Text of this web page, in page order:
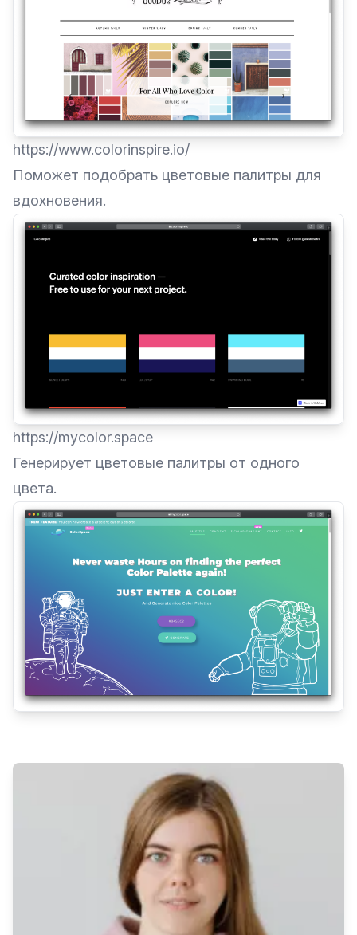
https://www.colorinspire.io/
Поможет подобрать цветовые палитры для
вдохновения.
https://mycolor.space
Генерирует цветовые палитры от одного
цвета.